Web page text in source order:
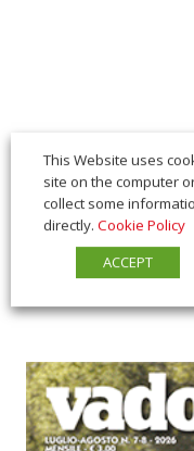
This Website uses
site on the computer
collect some
directly. Cookie Policy
ACCEPT